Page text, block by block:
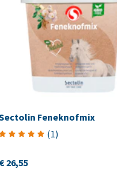
Feneknofmix
(1)
€ 26,55